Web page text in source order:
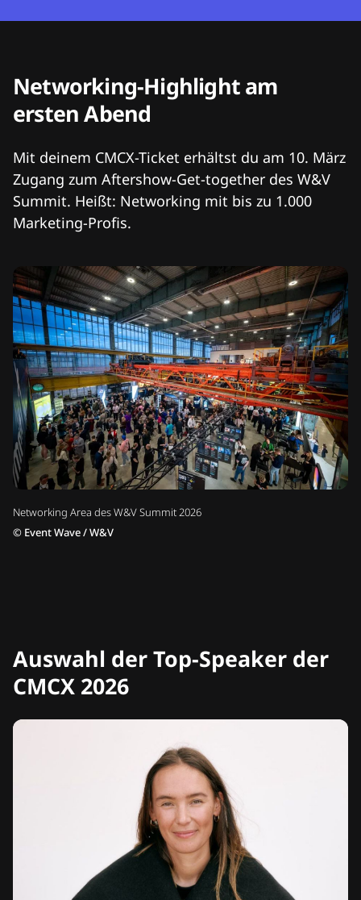
Networking Area des W&V Summit 2026
© Event Wave / W&V
Networking-Highlight am
ersten Abend
Mit deinem CMCX-Ticket erhältst du am 10. März
Zugang zum Aftershow-Get-together des W&V
Summit. Heißt: Networking mit bis zu 1.000
Marketing-Profis.
Auswahl der Top-Speaker der
CMCX 2026